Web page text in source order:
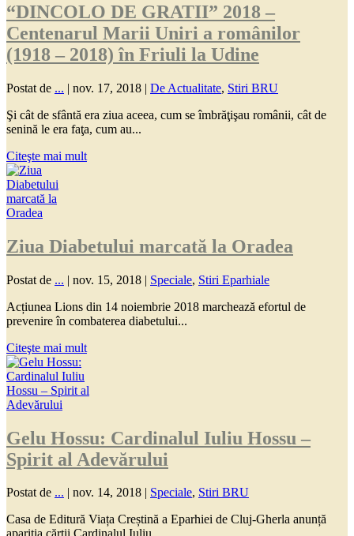
“DINCOLO DE GRATII” 2018 –
Centenarul Marii Uniri a românilor
(1918 – 2018) în Friuli la Udine
Postat de ... | nov. 17, 2018 | De Actualitate, Stiri BRU
Şi cât de sfântă era ziua aceea, cum se îmbrăţişau românii, cât de
senină le era faţa, cum au...
Citeşte mai mult
Ziua Diabetului marcată la Oradea
Postat de ... | nov. 15, 2018 | Speciale, Stiri Eparhiale
Acțiunea Lions din 14 noiembrie 2018 marchează efortul de
prevenire în combaterea diabetului...
Citeşte mai mult
Gelu Hossu: Cardinalul Iuliu Hossu –
Spirit al Adevărului
Postat de ... nov. 14, 2018 Speciale, Stiri BRU
Casa de Editură Viața Creștină a Eparhiei de Cluj-Gherla anunță